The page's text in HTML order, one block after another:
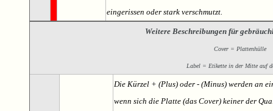
eingerissen oder stark verschmutzt.
Weitere Beschreibungen für
Cover = Plattenhülle
Label = Etikette in der Mitte auf
Die Kürzel + (Plus) oder - (Minus) werden an
wenn sich die Platte (das Cover) keiner der